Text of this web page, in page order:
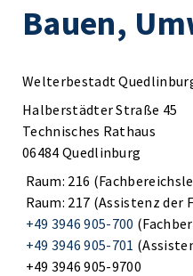
Bauen,
Welterbestadt
Halberstädter Straße 45
Technisches Rathaus
06484 Quedlinburg
Raum: 216
Raum: 217 (Assistenz der
+49 3946 905-700
+49 3946 905-701
+49 3946 905-9700